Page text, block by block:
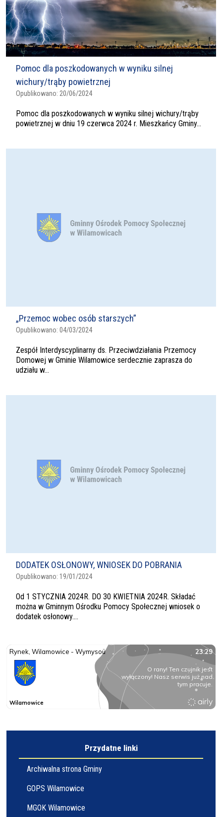
Pomoc dla poszkodowanych w wyniku silnej
wichury/trąby powietrznej
Opublikowano: 20/06/2024
Pomoc dla poszkodowanych w wyniku silnej wichury/trąby
powietrznej w dniu 19 czerwca 2024 r. Mieszkańcy Gminy...
„Przemoc wobec osób starszych”
Opublikowano: 04/03/2024
Zespół Interdyscyplinarny ds. Przeciwdziałania Przemocy
Domowej w Gminie Wilamowice serdecznie zaprasza do
udziału w...
DODATEK OSŁONOWY, WNIOSEK DO POBRANIA
Opublikowano: 19/01/2024
Od 1 STYCZNIA 2024R. DO 30 KWIETNIA 2024R. Składać
można w Gminnym Ośrodku Pomocy Społecznej wniosek o
dodatek osłonowy....
Przydatne linki
Archiwalna strona Gminy
GOPS Wilamowice
MGOK Wilamowice